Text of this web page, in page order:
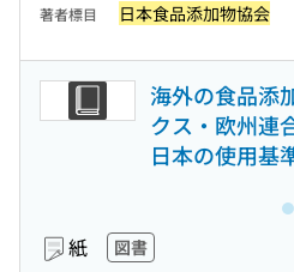
著者標目 日本食品添加物協会
海外の食品添
クス・欧州連
日本の使用基
紙 図書